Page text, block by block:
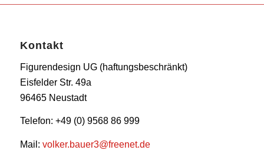
Kontakt
Figurendesign UG (haftungsbeschränkt)
Eisfelder Str. 49a
96465 Neustadt
Telefon: +49 (0) 9568 86 999
Mail: volker.bauer3@freenet.de